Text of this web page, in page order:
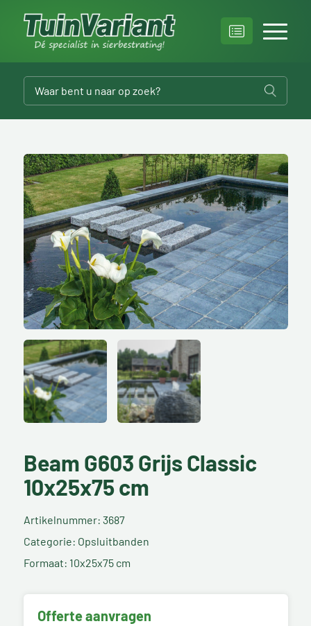
Beam G603 Grijs Classic
10x25x75 cm
Artikelnummer: 3687
Categorie: Opsluitbanden
Formaat: 10x25x75 cm
Offerte aanvragen